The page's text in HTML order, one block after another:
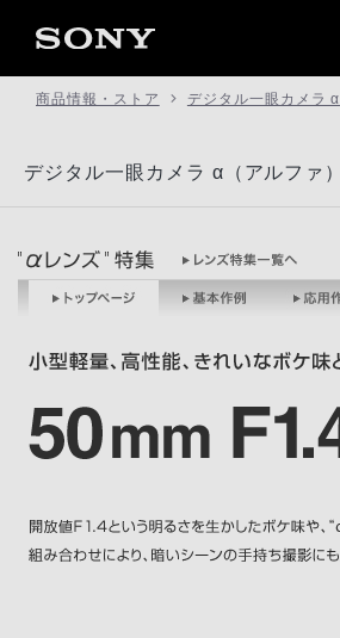
商品情報・ストア デジタル一眼カメラ α
デジタル一眼カメラ α（アルファ）